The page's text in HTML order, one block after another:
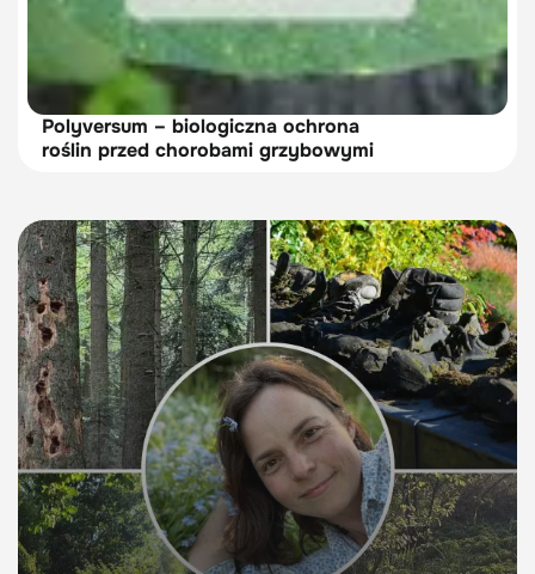
Polyversum – biologiczna ochrona
roślin przed chorobami grzybowymi